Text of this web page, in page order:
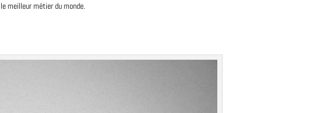
meilleur métier du monde.